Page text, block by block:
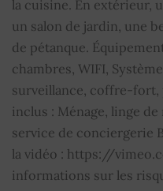
TV par cable
Interphone
Loyer semaine
Basse saison
la cuisine. En extérieur,
un salon de jardin, une
de pétanque.
chambres, WIFI,
surveillance, coffre-fort,
inclus : Ménage, linge
service de conciergerie
la vidéo : https://
informations sur les